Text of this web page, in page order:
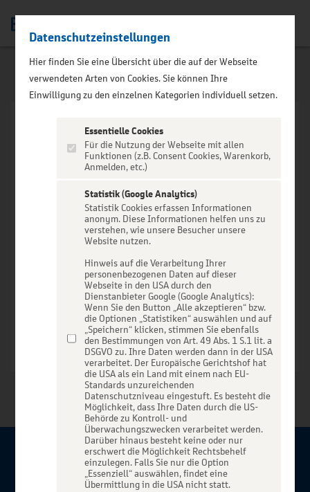
VERANSTALTUNG NICHT
GEFUNDEN
Zur Startseite
Über BBBank-Entertain
Datenschutzeinstellungen
Hier finden Sie eine Übersicht über die auf der Webseite
verwendeten Arten von Cookies. Sie können Ihre
Einwilligung zu den einzelnen Kategorien individuell setzen.
Essentielle Cookies
Für die Nutzung der Webseite mit allen
Funktionen (z.B. Consent Cookies, Warenkorb,
Anmelden, etc.)
Statistik (Google Analytics)
Statistik Cookies erfassen Informationen
anonym. Diese Informationen helfen uns zu
verstehen, wie unsere Besucher unsere
Website nutzen.
Hinweis auf die Verarbeitung Ihrer
personenbezogenen Daten auf dieser
Webseite in den USA durch den
Dienstanbieter Google (Google Analytics):
Wenn Sie den Button „Alle akzeptieren“ bzw.
die Optionen „Statistiken“ auswählen und auf
„Speichern“ klicken, stimmen Sie ebenfalls
den Bestimmungen von Art. 49 Abs. 1 S.1 lit. a
DSGVO zu. Ihre Daten werden dann in der USA
verarbeitet. Der Europäische Gerichtshof hat
die USA als ein Land mit einem nach EU-
Standards unzureichenden
Datenschutzniveau eingestuft. Es besteht die
Möglichkeit, dass Ihre Daten durch die US-
Behörde zu Kontroll- und
Überwachungszwecken verarbeitet werden.
Darüber hinaus besteht keine oder nur
erschwert die Möglichkeit Rechtsbehelf
einzulegen. Falls Sie nur die Option
„Essenziell“ auswählen, findet eine
Übermittlung in die USA nicht statt.